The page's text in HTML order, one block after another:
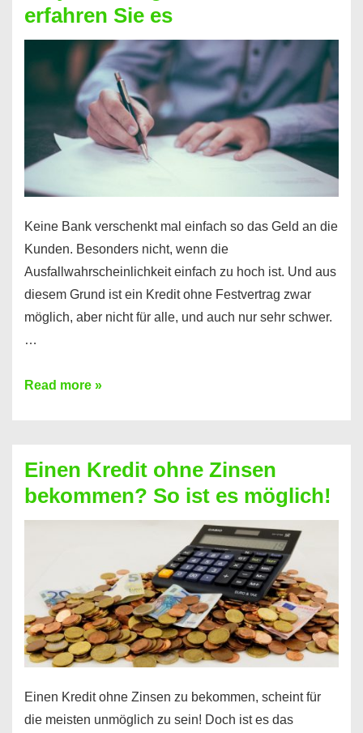
nicht
nur
für
Handy
möglich!
erfahren Sie es
Keine Bank verschenkt mal einfach so das Geld an die
Kunden. Besonders nicht, wenn die
Ausfallwahrscheinlichkeit einfach zu hoch ist. Und aus
diesem Grund ist ein Kredit ohne Festvertrag zwar
möglich, aber nicht für alle, und auch nur sehr schwer.
…
Ist
Festvertrag
für
jeden
erfahren
Sie
es
Read more »
Einen Kredit ohne Zinsen
bekommen? So ist es möglich!
Einen Kredit ohne Zinsen zu bekommen, scheint für
die meisten unmöglich zu sein! Doch ist es das